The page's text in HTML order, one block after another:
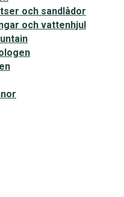
och sandlådor
och vattenhjul